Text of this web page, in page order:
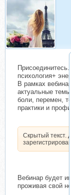
психология+
В рамках
актуальные
боли, перемен,
практики и
Скрытый текст.
Вебинар будет
проживая свой